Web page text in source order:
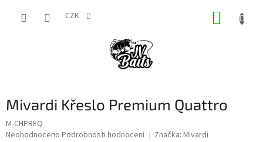
CZK
Mivardi Křeslo Premium Quattro
M-CHPREQ
Průměrné
Neohodnoceno Podrobnosti hodnocení Značka: Mivardi